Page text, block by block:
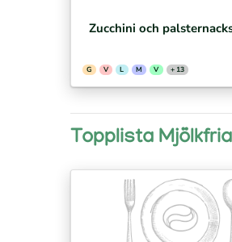
Zucchini och
G V L M V + 13
Topplista